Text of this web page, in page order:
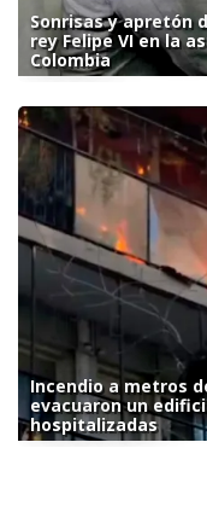
Sonrisas y apretón
rey Felipe VI en la
Colombia
Incendio a metros
evacuaron un
hospitalizadas